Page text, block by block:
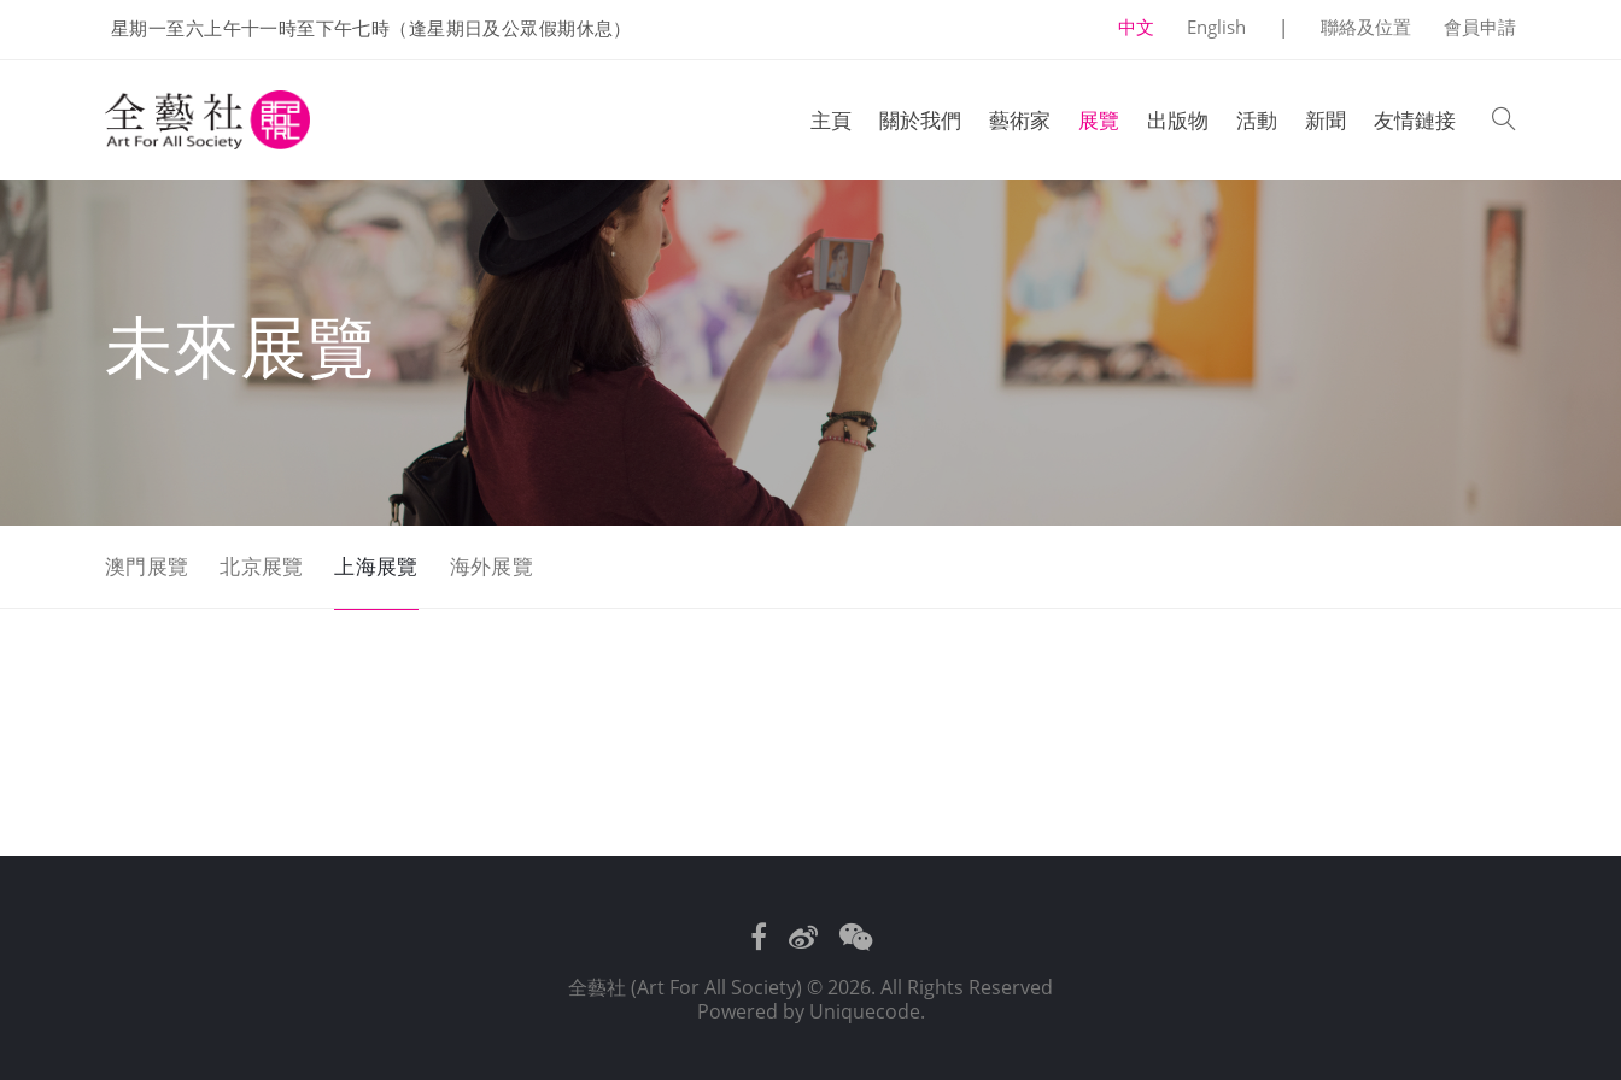
星期一至六上午十一時至下午七時（逢星期日及公眾假期休息） 中文 English | 聯絡及位置 會員申請
主頁 關於我們 藝術家 展覽 出版物 活動 新聞 友情鏈接
未來展覽
澳門展覽 北京展覽 上海展覽 海外展覽
Facebook
WeiboWeChat
全藝社 (Art For All Society) © 2026. All Rights Reserved
Powered by Uniquecode.